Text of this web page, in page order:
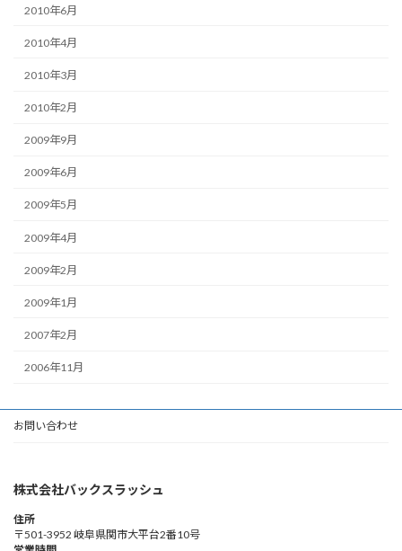
2010年6月
2010年4月
2010年3月
2010年2月
2009年9月
2009年6月
2009年5月
2009年4月
2009年2月
2009年1月
2007年2月
2006年11月
お問い合わせ
株式会社バックスラッシュ
住所
〒501-3952 岐阜県関市大平台2番10号